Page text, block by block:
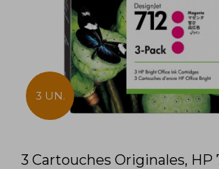
3 UN.
3 Cartouches Originales, HP